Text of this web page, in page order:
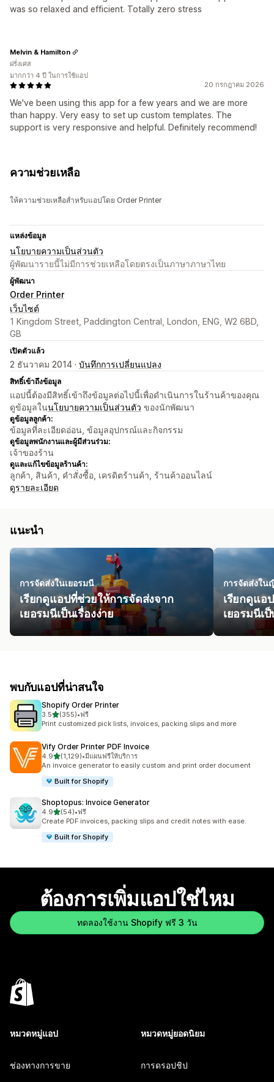
was so relaxed and efficient. Totally zero stress
20 กรกฎาคม 2026
We've been using this app for a few years and we are more
than happy. Very easy to set up custom templates. The
support is very responsive and helpful. Definitely recommend!
Melvin & Hamilton
ฝรั่งเศส
มากกว่า 4 ปี ในการใช้แอป
ความช่วยเหลือ
ให้ความช่วยเหลือสำหรับแอปโดย Order Printer
แหล่งข้อมูล
นโยบายความเป็นส่วนตัว
ผู้พัฒนารายนี้ไม่มีการช่วยเหลือโดยตรงเป็นภาษาภาษาไทย
ผู้พัฒนา
Order Printer
เว็บไซต์
1 Kingdom Street, Paddington Central, London, ENG, W2 6BD,
GB
เปิดตัวแล้ว
2 ธันวาคม 2014 · บันทึกการเปลี่ยนแปลง
สิทธิ์เข้าถึงข้อมูล
แอปนี้ต้องมีสิทธิ์เข้าถึงข้อมูลต่อไปนี้เพื่อดำเนินการในร้านค้าของคุณ
ดูข้อมูลในนโยบายความเป็นส่วนตัว ของนักพัฒนา
ดูข้อมูลลูกค้า:
ข้อมูลที่ละเอียดอ่อน, ข้อมูลอุปกรณ์และกิจกรรม
ดูข้อมูลพนักงานและผู้มีส่วนร่วม:
เจ้าของร้าน
ดูและแก้ไขข้อมูลร้านค้า:
ลูกค้า, สินค้า, คำสั่งซื้อ, เครดิตร้านค้า, ร้านค้าออนไลน์
ดูรายละเอียด
แนะนำ
การจัดส่งในเยอรมนี
เรียกดูแอปที่ช่วยให้การจัดส่งจาก
เยอรมนีเป็นเรื่องง่าย
การจัดส่งใน
เรียกดูแอ
เยอรมนีเป็
พบกับแอปที่น่าสนใจ
Shopify Order Printer
3.5เต็ม 5 ดาว
(355)
ทั้งหมด 355 รีวิว
•ฟรี
Print customized pick lists, invoices, packing slips and more
Vify Order Printer PDF Invoice
4.9เต็ม 5 ดาว
(1,129)
ทั้งหมด 1129 รีวิว
•มีแผนฟรีให้บริการ
An invoice generator to easily custom and print order document
Built for Shopify
Shoptopus: Invoice Generator
4.9เต็ม 5 ดาว
(54)
ทั้งหมด 54 รีวิว
•ฟรี
Create PDF invoices, packing slips and credit notes with ease.
Built for Shopify
ต้องการเพิ่มแอปใช่ไหม
ทดลองใช้งาน Shopify ฟรี 3 วัน
หมวดหมู่แอป
ช่องทางการขาย
หมวดหมู่ยอดนิยม
การดรอปชิป